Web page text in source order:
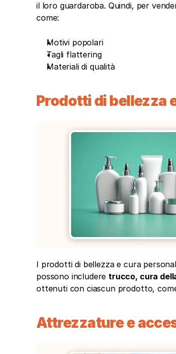
il loro guardaroba. Quindi, per
come:
Motivi popolari
Tagli flattering
Materiali di qualità
Prodotti di bellezza
I prodotti di bellezza e cura
possono includere trucco, cura
ottenuti con ciascun prodotto,
Attrezzature e